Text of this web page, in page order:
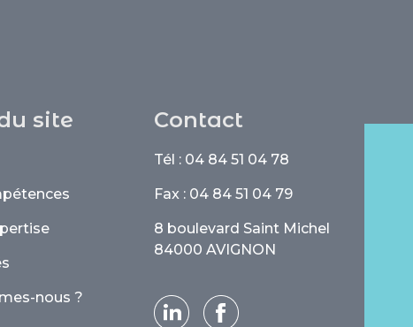
site
nous ?
Contact
Tél : 04 84 51 04 78
Fax : 04 84 51 04 79
8 boulevard Saint Michel
84000 AVIGNON